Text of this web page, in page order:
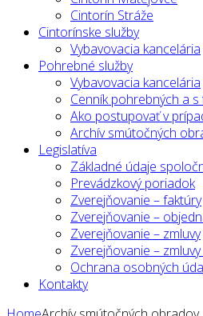
Cintorín Stráže
Cintorínske služby
Vybavovacia kancelária
Pohrebné služby
Vybavovacia kancelária
Cenník pohrebných a
Ako postupovať v
Archív smútočných
Legislatíva
Základné údaje
Prevádzkový poriadok
Zverejňovanie – faktúry
Zverejňovanie –
Zverejňovanie – zmluvy
Zverejňovanie –
Ochrana osobných
Kontakty